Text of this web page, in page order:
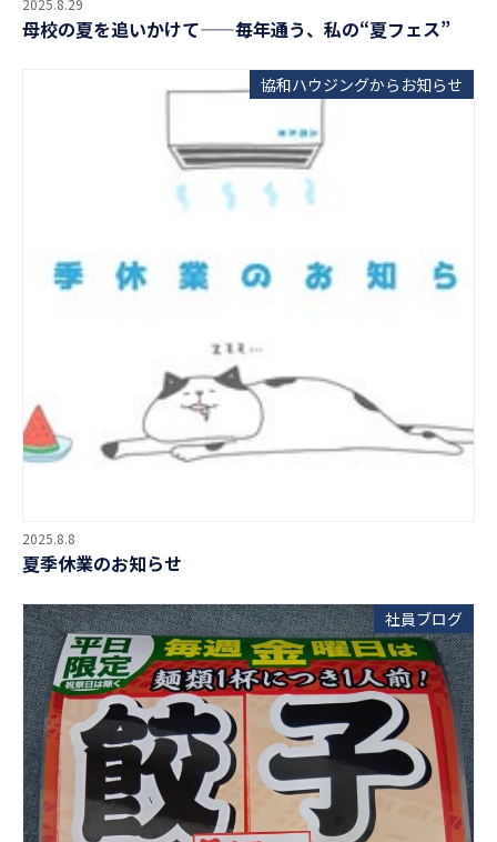
2025.8.29
母校の夏を追いかけて——毎年通う、私の“夏フェス”
協和ハウジングからお知らせ
2025.8.8
夏季休業のお知らせ
社員ブログ